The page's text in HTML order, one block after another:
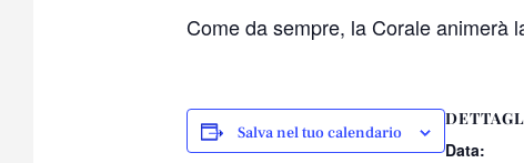
Come da sempre, la Corale animerà
Salva nel tuo calendario
Data: